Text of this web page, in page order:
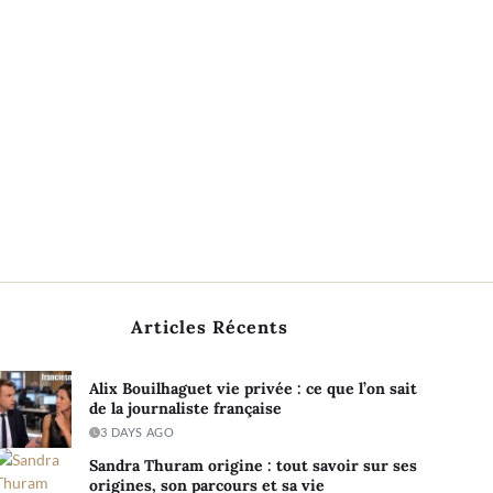
Articles Récents
Alix Bouilhaguet vie privée : ce que l’on sait
de la journaliste française
3 DAYS AGO
Sandra Thuram origine : tout savoir sur ses
origines, son parcours et sa vie